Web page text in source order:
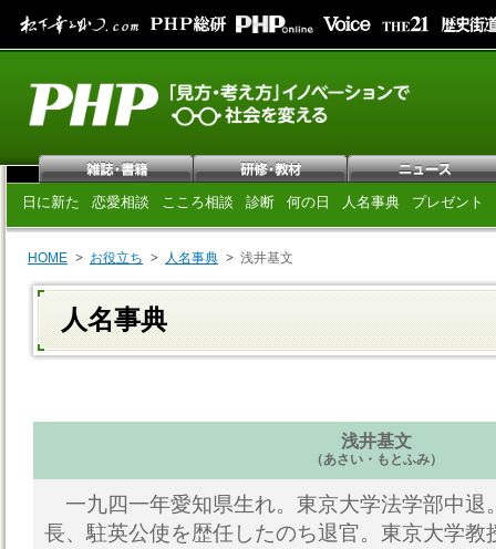
日に新た 恋愛相談 こころ相談 診断 何の日 人名事典 プレゼント
HOME お役立ち 人名事典 浅井基文
人名事典
浅井基文
（あさい・もとふみ）
一九四一年愛知県生れ。東京大学法学部中退
長、駐英公使を歴任したのち退官。東京大学教